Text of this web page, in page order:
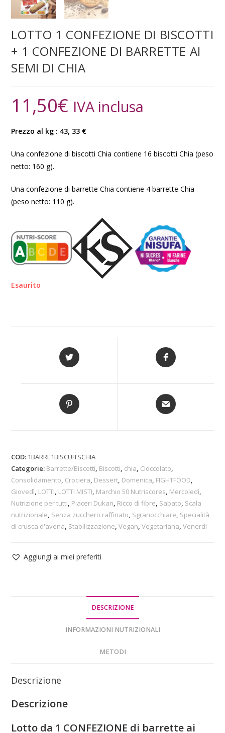
LOTTO 1 CONFEZIONE DI BISCOTTI
+ 1 CONFEZIONE DI BARRETTE AI
SEMI DI CHIA
11,50€ IVA inclusa
Prezzo al kg : 43, 33 €
Una confezione di biscotti Chia contiene 16 biscotti Chia (peso
netto: 160 g).
Una confezione di barrette Chia contiene 4 barrette Chia
(peso netto: 110 g).
Esaurito
COD: 1BARRE1BISCUITSCHIA
Categorie: Barrette/Biscotti, Biscotti, chia, Cioccolato,
Consolidamento, Crociera, Dessert, Domenica, FIGHTFOOD,
Giovedì, LOTTI, LOTTI MISTI, Marchio 50 Nutriscores, Mercoledì,
Nutrizione per tutti, Piaceri Dukan, Ricco di fibre, Sabato, Scala
nutrizionale, Senza zucchero raffinato, Sgranocchiare, Specialità
di crusca d'avena, Stabilizzazione,Vegan,Vegetariana,Venerdì
Aggiungi ai miei preferiti
DESCRIZIONE
INFORMAZIONI NUTRIZIONALI
METODI
Descrizione
Descrizione
Lotto da 1 CONFEZIONE di barrette ai